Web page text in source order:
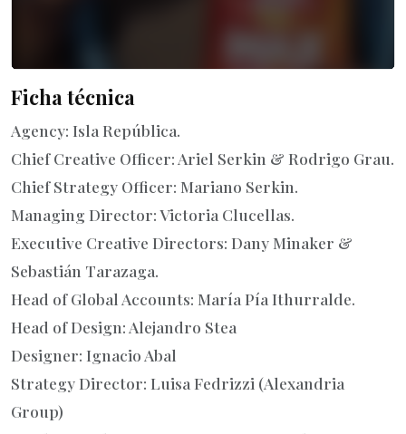
Ficha técnica
Agency: Isla República.
Chief Creative Officer: Ariel Serkin & Rodrigo Grau.
Chief Strategy Officer: Mariano Serkin.
Managing Director: Victoria Clucellas.
Executive Creative Directors: Dany Minaker &
Sebastián Tarazaga.
Head of Global Accounts: María Pía Ithurralde.
Head of Design: Alejandro Stea
Designer: Ignacio Abal
Strategy Director: Luisa Fedrizzi (Alexandria
Group)